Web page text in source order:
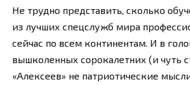
Не трудно представить, сколько
из лучших спецслужб мира
сейчас по всем континентам. И в
вышколенных сорокалетних (и чуть
«Алексеев» не патриотические